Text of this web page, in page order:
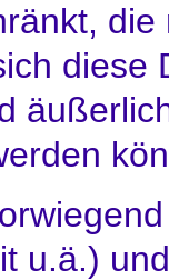
diese
u.ä.)